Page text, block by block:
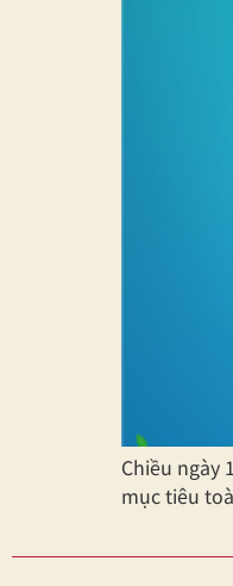
Chiều ngày
mục tiêu